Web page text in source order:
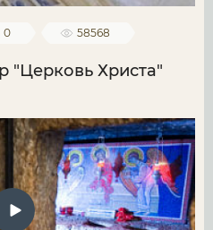
0 58568
"Церковь Христа"